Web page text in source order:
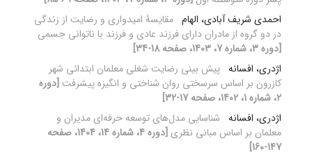
احمدی شریف آبادی، الهام مقایسۀ امیدواری و رضایت از زندگی
در دو گروه از مادران دارای فرزند عادی و فرزند با ناتوانی جسمی
[دوره 3، شماره 7، 1403، صفحه 18-34]
اژدری، افسانه پیش بینی رضایت شغلی معلمان ابتدائی شهر
کازرون بر اساس سرسختی روان شناختی و انگیزه پیشرفت [دوره
2، شماره 1، 1402، صفحه 17-32]
اژدری، افسانه شناسایی مدل‌های توسعه حرفه‌ای مدیران و
معلمان بر اساس مبانی نظری
[دوره 4، شماره 14، 1404، صفحه
147-160]